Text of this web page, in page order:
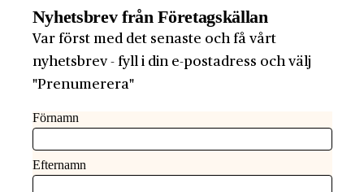
Nyhetsbrev från Företagskällan
Var först med det senaste och få vårt
nyhetsbrev - fyll i din e-postadress och välj
"Prenumerera"